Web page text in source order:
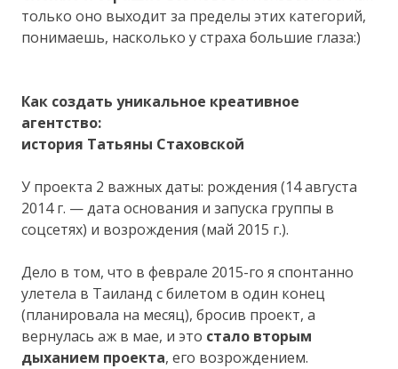
только оно выходит за пределы этих категорий,
понимаешь, насколько у страха большие глаза:)
Как создать уникальное креативное
агентство:
история Татьяны Стаховской
У проекта 2 важных даты: рождения (14 августа
2014 г. — дата основания и запуска группы в
соцсетях) и возрождения (май 2015 г.).
Дело в том, что в феврале 2015-го я спонтанно
улетела в Таиланд с билетом в один конец
(планировала на месяц), бросив проект, а
вернулась аж в мае, и это стало вторым
дыханием проекта, его возрождением.